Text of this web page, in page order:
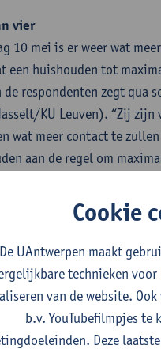
vier
10 mei is er weer wat
een huishouden tot
de respondenten zegt qua
KU Leuven). “Zij zijn
wat meer contact te
aan de regel om
Cookie
De UAntwerpen maakt
technieken
van de website.
b.v. YouTubefilmpjes te
Deze